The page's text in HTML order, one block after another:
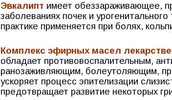
Эвкалипт имеет обеззараживающее,
заболеваниях почек и
практике применяется при болях,
Комплекс эфирных масел
обладает противовоспалительным,
ранозаживляющим, болеутоляющим,
ускоряет процесс эпителизации
предотвращает развитие некоторых